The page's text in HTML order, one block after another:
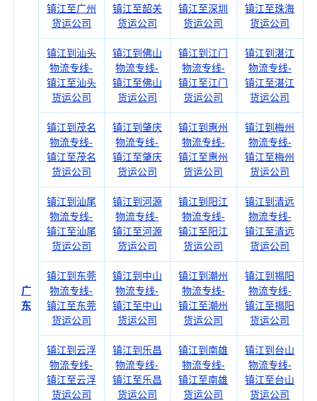
广
东
镇江至广州
货运公司
镇江至韶关
货运公司
镇江至深圳
货运公司
镇江至珠海
货运公司
镇江到汕头
物流专线-
镇江至汕头
货运公司
镇江到佛山
物流专线-
镇江至佛山
货运公司
镇江到江门
物流专线-
镇江至江门
货运公司
镇江到湛江
物流专线-
镇江至湛江
货运公司
镇江到茂名
物流专线-
镇江至茂名
货运公司
镇江到肇庆
物流专线-
镇江至肇庆
货运公司
镇江到惠州
物流专线-
镇江至惠州
货运公司
镇江到梅州
物流专线-
镇江至梅州
货运公司
镇江到汕尾
物流专线-
镇江至汕尾
货运公司
镇江到河源
物流专线-
镇江至河源
货运公司
镇江到阳江
物流专线-
镇江至阳江
货运公司
镇江到清远
物流专线-
镇江至清远
货运公司
镇江到东莞
物流专线-
镇江至东莞
货运公司
镇江到中山
物流专线-
镇江至中山
货运公司
镇江到潮州
物流专线-
镇江至潮州
货运公司
镇江到揭阳
物流专线-
镇江至揭阳
货运公司
镇江到云浮
物流专线-
镇江至云浮
货运公司
镇江到乐昌
物流专线-
镇江至乐昌
货运公司
镇江到南雄
物流专线-
镇江至南雄
货运公司
镇江到台山
物流专线-
镇江至台山
货运公司